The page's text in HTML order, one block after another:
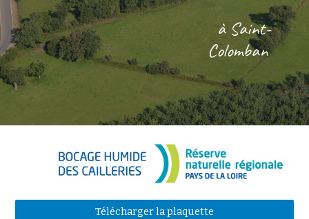
à Saint-
Colomban
Télécharger la plaquette